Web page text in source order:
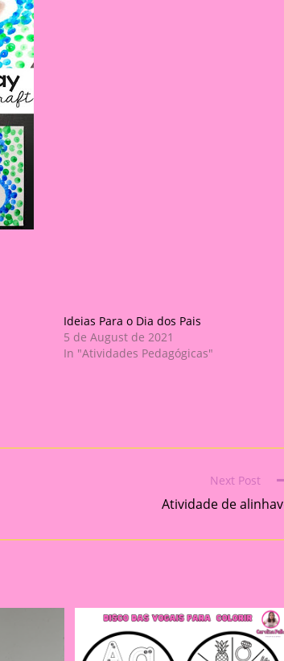
Ideias Para o Dia dos Pais
5 de August de 2021
In "Atividades Pedagógicas"
Next Post
Atividade de